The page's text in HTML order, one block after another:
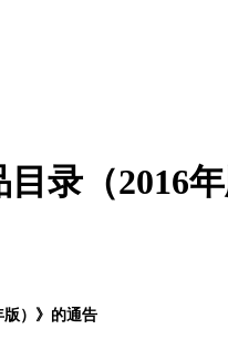
录（2016
版）》的通告